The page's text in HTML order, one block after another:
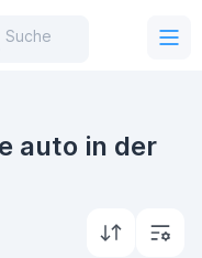
Suche
auto in der